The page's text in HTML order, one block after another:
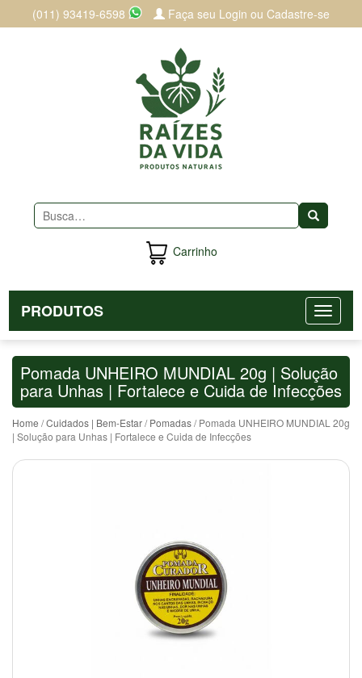
(011) 93419-6598 Faça seu Login ou Cadastre-se
Buscar
Carrinho
PRODUTOS
Pomada UNHEIRO MUNDIAL 20g | Solução
para Unhas | Fortalece e Cuida de Infecções
Home /Cuidados | Bem-Estar/Pomadas/ Pomada UNHEIRO MUNDIAL 20g
| Solução para Unhas | Fortalece e Cuida de Infecções